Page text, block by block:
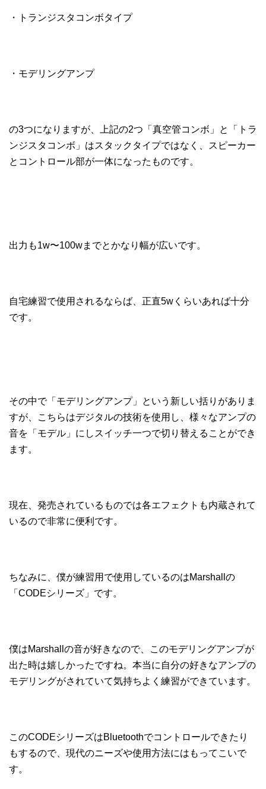
・トランジスタコンボタイプ
・モデリングアンプ
の3つになりますが、上記の2つ「真空管コンボ」と「トラ
ンジスタコンボ」はスタックタイプではなく、スピーカー
とコントロール部が一体になったものです。
出力も1w〜100wまでとかなり幅が広いです。
自宅練習で使用されるならば、正直5wくらいあれば十分
です。
その中で「モデリングアンプ」という新しい括りがありま
すが、こちらはデジタルの技術を使用し、様々なアンプの
音を「モデル」にしスイッチ一つで切り替えることができ
ます。
現在、発売されているものでは各エフェクトも内蔵されて
いるので非常に便利です。
ちなみに、僕が練習用で使用しているのはMarshallの
「CODEシリーズ」です。
僕はMarshallの音が好きなので、このモデリングアンプが
出た時は嬉しかったですね。本当に自分の好きなアンプの
モデリングがされていて気持ちよく練習ができています。
このCODEシリーズはBluetoothでコントロールできたり
もするので、現代のニーズや使用方法にはもってこいで
す。